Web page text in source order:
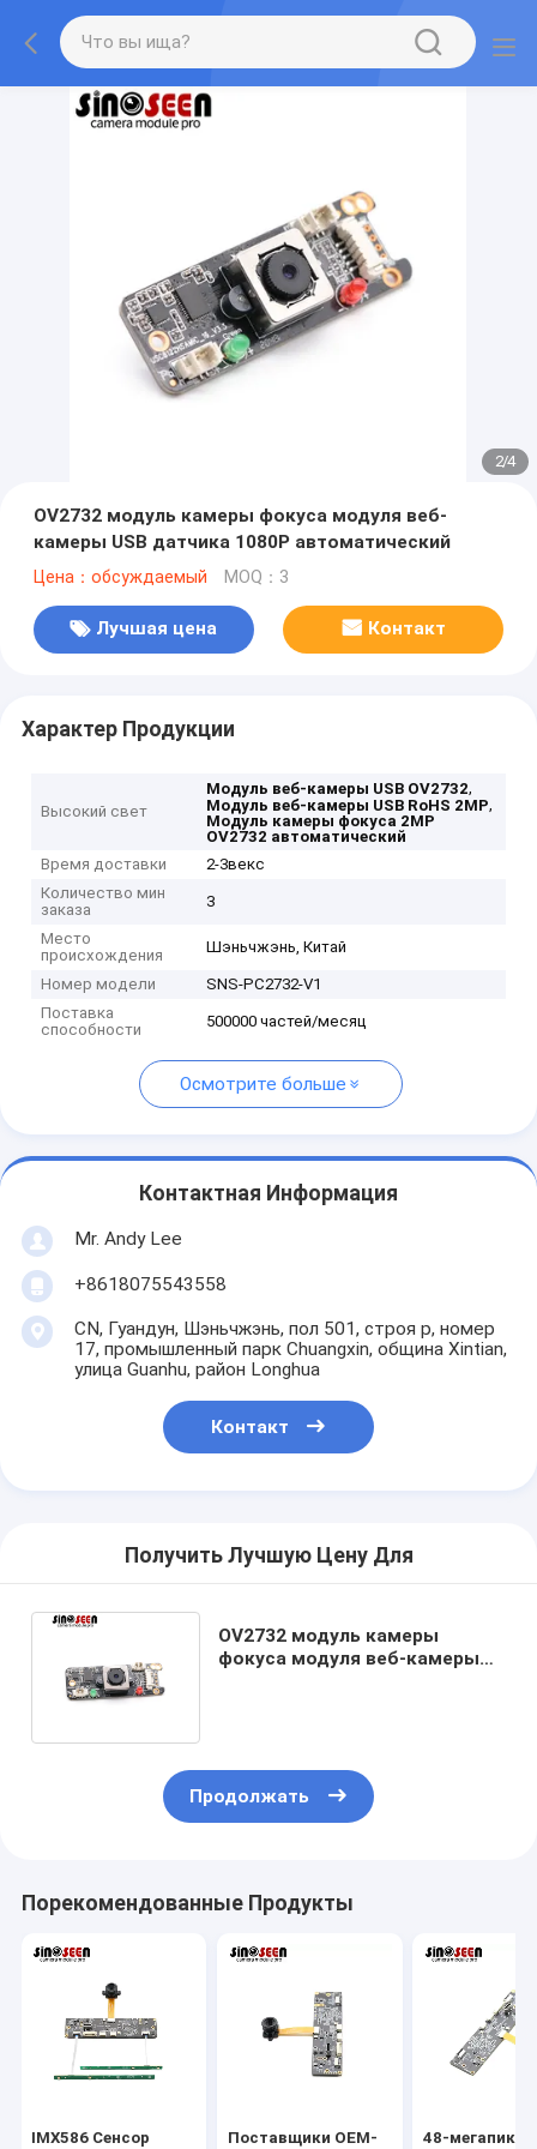
2/4
OV2732 модуль камеры фокуса модуля веб-
камеры USB датчика 1080P автоматический
Цена：обсуждаемый MOQ：3
Лучшая цена Контакт
Характер Продукции
Высокий свет
Модуль веб-камеры USB OV2732,
Модуль веб-камеры USB RoHS 2MP,
Модуль камеры фокуса 2MP
OV2732 автоматический
Время доставки
2-3векс
Количество мин
заказа
3
Место
происхождения
Шэньчжэнь, Китай
Номер модели
SNS-PC2732-V1
Поставка
способности
500000 частей/месяц
Осмотрите больше
Контактная Информация
Mr. Andy Lee
+8618075543558
CN, Гуандун, Шэньчжэнь, пол 501, строя p, номер
17, промышленный парк Chuangxin, община Xintian,
улица Guanhu, район Longhua
Контакт
Получить Лучшую Цену Для
OV2732 модуль камеры
фокуса модуля веб-камеры
Продолжать
Порекомендованные Продукты
IMX586 Сенсор
Поставщики OEM-
48-